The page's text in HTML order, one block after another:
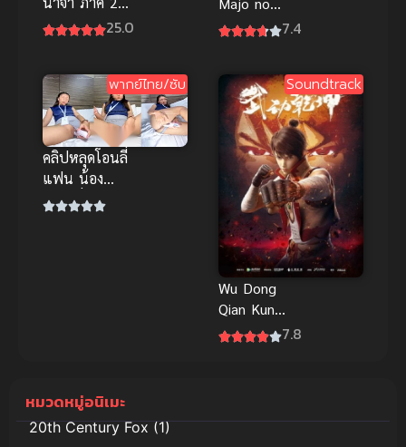
พากย์ไทย 25.0
Kyoushitsu
คุณแมวดำ ซับ
ไทย
7.4
พากย์ไทย/ซับ
คลิปหลุดโอนลี่
แฟน น้อง
แมว นั่งแหก
Soundtrack
Wu Dong
Qian Kun
(2019) มหา7.8
หมวดหมู่อนิเมะ
20th Century Fox(1)